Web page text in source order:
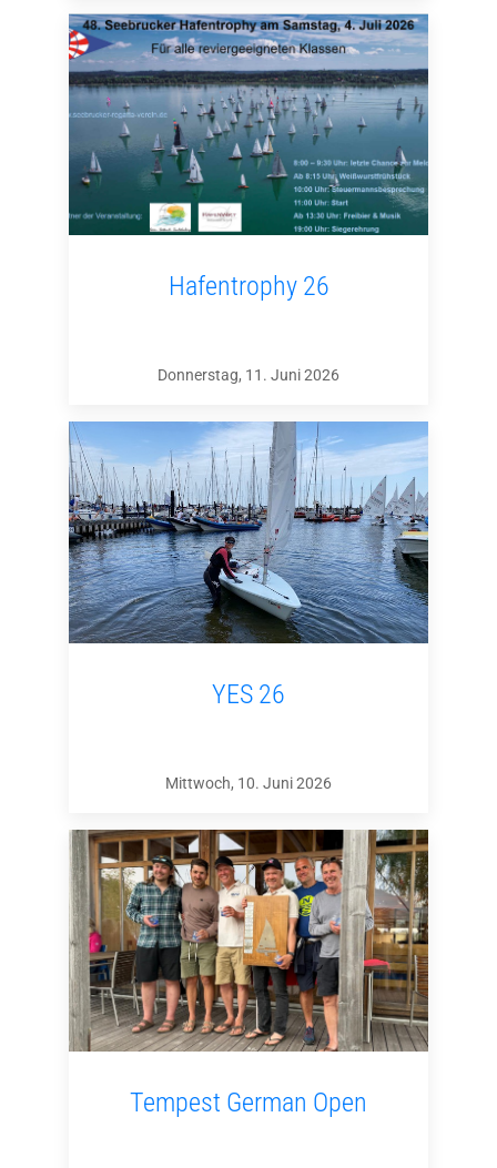
Hafentrophy 26
Donnerstag, 11. Juni 2026
YES 26
Mittwoch, 10. Juni 2026
Tempest German Open